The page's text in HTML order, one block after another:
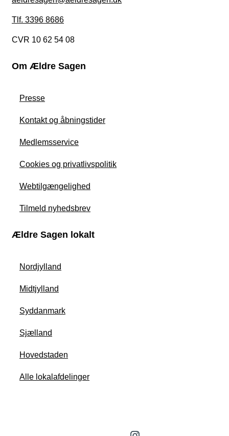
Tlf. 3396 8686
CVR 10 62 54 08
Om Ældre Sagen
Presse
Kontakt og åbningstider
Medlemsservice
Cookies og privatlivspolitik
Webtilgængelighed
Tilmeld nyhedsbrev
Ældre Sagen lokalt
Nordjylland
Midtjylland
Syddanmark
Sjælland
Hovedstaden
Alle lokalafdelinger